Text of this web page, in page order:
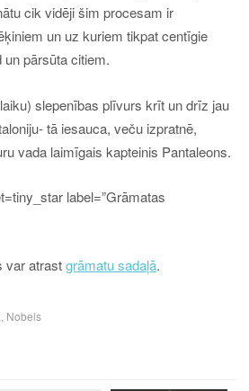
cik vidēji šim procesam ir
un uz kuriem tikpat centīgie
pārsūta citiem.
slepenības plīvurs krīt un drīz jau
tā iesauca, veču izpratnē,
vada laimīgais kapteinis Pantaleons.
label=”Grāmatas
var atrastgrāmatu sadaļā.
Nobels